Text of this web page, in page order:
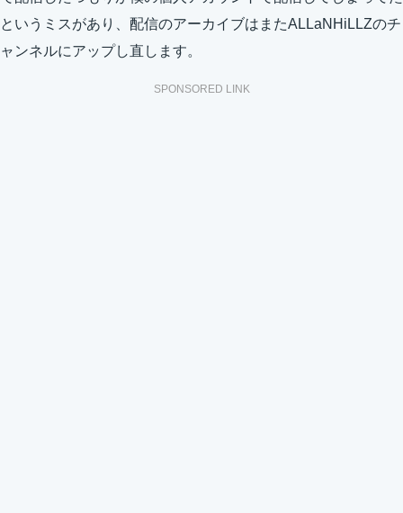
というミスがあり、配信のアーカイブはまたALLaNHiLLZのチ
ャンネルにアップし直します。
SPONSORED LINK